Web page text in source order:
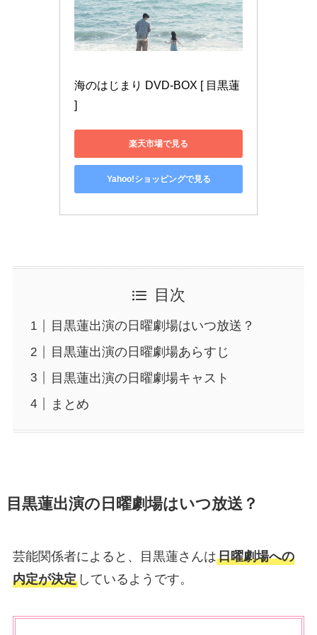
海のはじまり DVD-BOX [ 目黒蓮
]
楽天市場で見る
Yahoo!ショッピングで見る
目次
目黒蓮出演の日曜劇場はいつ放送？
目黒蓮出演の日曜劇場あらすじ
目黒蓮出演の日曜劇場キャスト
まとめ
目黒蓮出演の日曜劇場はいつ放送？
芸能関係者によると、目黒蓮さんは日曜劇場への
内定が決定しているようです。